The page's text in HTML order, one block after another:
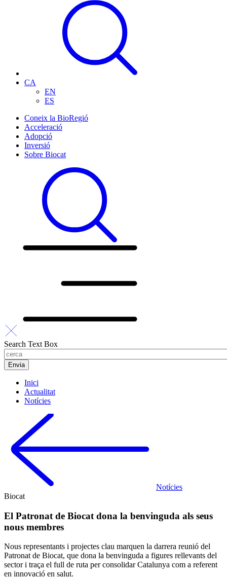
CA
EN
ES
Coneix la BioRegió
Acceleració
Adopció
Inversió
Sobre Biocat
Search Text Box
Inici
Actualitat
Notícies
Notícies
Biocat
El Patronat de Biocat dona la benvinguda als seus
nous membres
Nous representants i projectes clau marquen la darrera reunió del
Patronat de Biocat, que dona la benvinguda a figures rellevants del
sector i traça el full de ruta per consolidar Catalunya com a referent
en innovació en salut.